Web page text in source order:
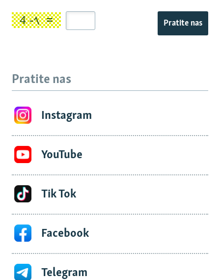
Pratite nas
Pratite nas
Instagram
YouTube
Tik Tok
Facebook
Telegram